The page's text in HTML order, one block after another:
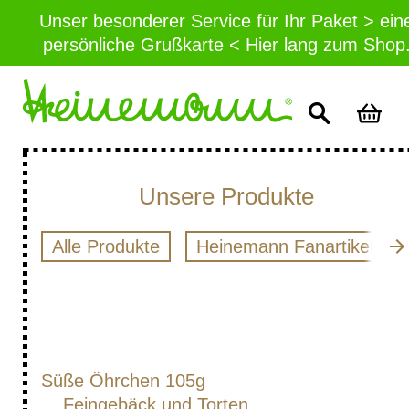
Unser besonderer Service für Ihr Paket >
persönliche Grußkarte < Hier lang zum
Unsere Produkte
Alle Produkte Heinemann Fanartikel
Süße Öhrchen 105g
Feingebäck und Torten